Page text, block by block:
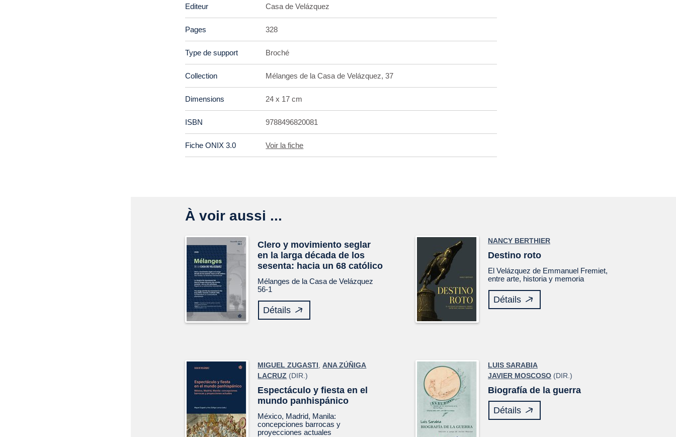
Editeur Casa de Velázquez
Pages 328
Type de support Broché
Collection Mélanges de la Casa de Velázquez, 37
Dimensions 24 x 17 cm
ISBN 9788496820081
Fiche ONIX 3.0 Voir la fiche
À voir aussi ...
Clero y movimiento seglar
en la larga década de los
sesenta: hacia un 68 católico
Mélanges de la Casa de Velázquez
56-1
Détails
NANCY BERTHIER
Destino roto
El Velázquez de Emmanuel Fremiet,
entre arte, historia y memoria
Détails
MIGUEL ZUGASTI ,ANA ZÚÑIGA
LACRUZ (DIR.)
Espectáculo y fiesta en el
mundo panhispánico
México, Madrid, Manila:
concepciones barrocas y
proyecciones actuales
LUIS SARABIA
JAVIER MOSCOSO (DIR.)
Biografía de la guerra
Détails